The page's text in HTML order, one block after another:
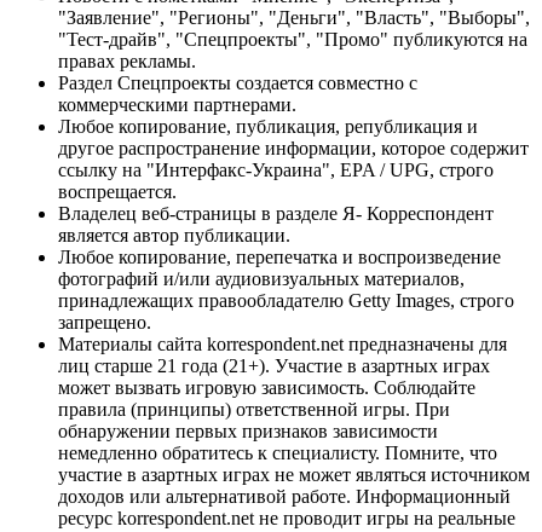
"Заявление", "Регионы", "Деньги", "Власть", "Выборы",
"Тест-драйв", "Спецпроекты", "Промо" публикуются на
правах рекламы.
Раздел Спецпроекты создается совместно с
коммерческими партнерами.
Любое копирование, публикация, републикация и
другое распространение информации, которое содержит
ссылку на "Интерфакс-Украина", EPA / UPG, строго
воспрещается.
Владелец веб-страницы в разделе Я- Корреспондент
является автор публикации.
Любое копирование, перепечатка и воспроизведение
фотографий и/или аудиовизуальных материалов,
принадлежащих правообладателю Getty Images, строго
запрещено.
Материалы сайта korrespondent.net предназначены для
лиц старше 21 года (21+). Участие в азартных играх
может вызвать игровую зависимость. Соблюдайте
правила (принципы) ответственной игры. При
обнаружении первых признаков зависимости
немедленно обратитесь к специалисту. Помните, что
участие в азартных играх не может являться источником
доходов или альтернативой работе. Информационный
ресурс korrespondent.net не проводит игры на реальные